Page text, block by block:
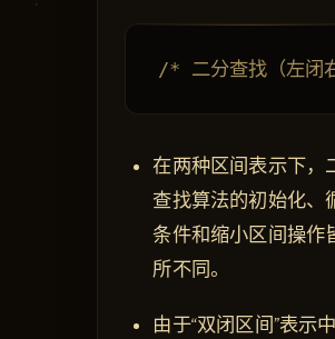
在两种区间表示下，
查找算法的初始化、
条件和缩小区间操作
所不同。
由于“双闭区间”表示